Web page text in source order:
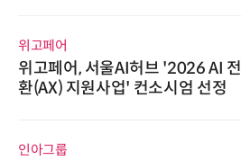
위고페어
위고페어, 서울AI허브 '2026 AI 전
환(AX) 지원사업' 컨소시엄 선정
인아그룹